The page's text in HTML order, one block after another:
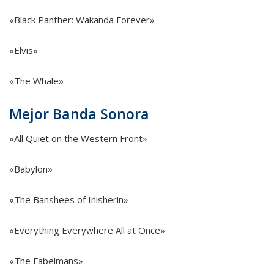
«Black Panther: Wakanda Forever»
«Elvis»
«The Whale»
Mejor Banda Sonora
«All Quiet on the Western Front»
«Babylon»
«The Banshees of Inisherin»
«Everything Everywhere All at Once»
«The Fabelmans»